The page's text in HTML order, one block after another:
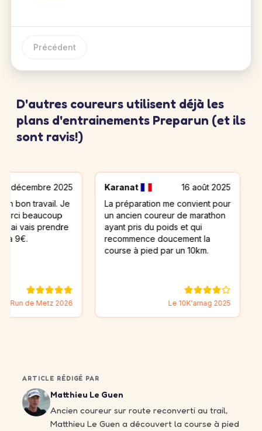
Précédent
D'autres coureurs utilisent déjà les
plans d'entrainements Preparun (et ils
sont ravis!)
2025
Je
2026
Karanat
16 août 2025
La préparation me convient pour
un ancien coureur de marathon
ayant pris du poids et qui
recommence doucement la
course à pied par un 10km.
Le 10K'arnag 2025
Merci
parfait
ARTICLE RÉDIGÉ PAR
Matthieu Le Guen
Ancien coureur sur route reconverti au trail,
Matthieu Le Guen a découvert la course à pied